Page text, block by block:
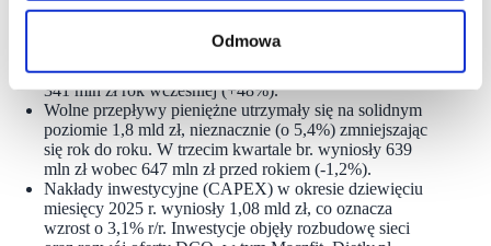
Odmowa
Skorygowany zysk netto w trzech kwartałach 2025 r.
wyniósł 649 mln zł, co oznacza wzrost o 54,6%
w porównaniu do poprzedniego roku. W trzecim
kwartale kształtował się na poziomie 505 mln zł wobec
341 mln zł rok wcześniej (+48%).
Wolne przepływy pieniężne utrzymały się na solidnym
poziomie 1,8 mld zł, nieznacznie (o 5,4%) zmniejszając
się rok do roku. W trzecim kwartale br. wyniosły 639
mln zł wobec 647 mln zł przed rokiem (-1,2%).
Nakłady inwestycyjne (CAPEX) w okresie dziewięciu
miesięcy 2025 r. wyniosły 1,08 mld zł, co oznacza
wzrost o 3,1% r/r. Inwestycje objęły rozbudowę sieci